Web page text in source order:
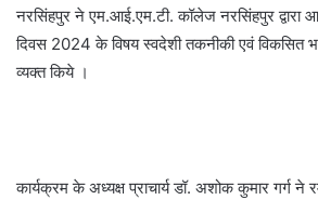
नरसिंहपुर ने एम.आई.एम.टी. कॉलेज नरसिंहपुर द्वारा
दिवस 2024 के विषय स्वदेशी तकनीकी एवं विकसित
व्यक्त किये ।
कार्यक्रम के अध्यक्ष प्राचार्य डॉ. अशोक कुमार